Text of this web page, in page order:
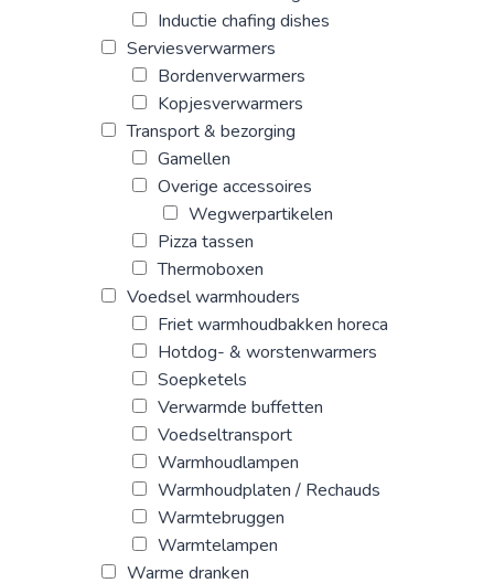
Inductie chafing dishes
Serviesverwarmers
Bordenverwarmers
Kopjesverwarmers
Transport & bezorging
Gamellen
Overige accessoires
Wegwerpartikelen
Pizza tassen
Thermoboxen
Voedsel warmhouders
Friet warmhoudbakken horeca
Hotdog- & worstenwarmers
Soepketels
Verwarmde buffetten
Voedseltransport
Warmhoudlampen
Warmhoudplaten / Rechauds
Warmtebruggen
Warmtelampen
Warme dranken